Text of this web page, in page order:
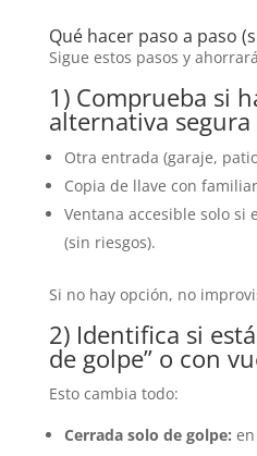
Qué hacer paso a paso
Sigue estos pasos y
1) Comprueba si
alternativa segura
Otra entrada (garaje,
Copia de llave con
Ventana accesible solo si
(sin riesgos).
Si no hay opción, no
2) Identifica si
de golpe” o con
Esto cambia todo:
Cerrada solo de golpe: